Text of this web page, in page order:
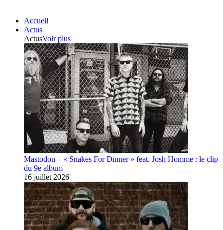
Accueil
Actus
ActusVoir plus
Mastodon – « Snakes For Dinner » feat. Josh Homme : le clip
du 9e album
16 juillet 2026